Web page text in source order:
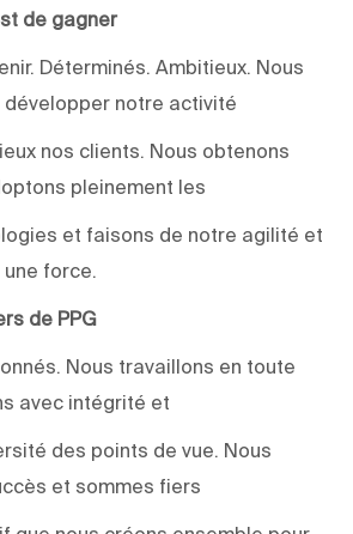
de gagner
Déterminés. Ambitieux. Nous
notre activité
nos clients. Nous obtenons
pleinement les
et faisons de notre agilité et
force.
de PPG
Nous travaillons en toute
avec intégrité et
des points de vue. Nous
et sommes fiers